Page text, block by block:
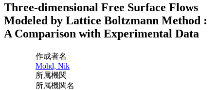
Three-dimensional Free Surface Flows
Modeled by Lattice Boltzmann Method :
A Comparison with Experimental Data
作成者名
Mohd, Nik
所属機関
所属機関名